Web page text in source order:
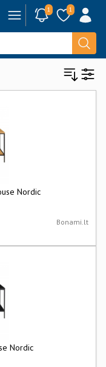
1 1
Nordic
Bonami.lt
Nordic